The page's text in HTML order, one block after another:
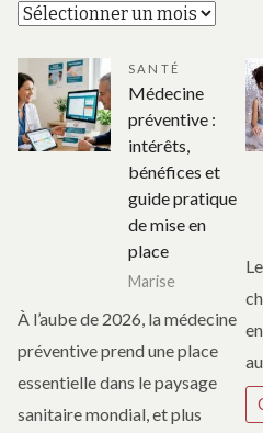
Archives
SANTÉ
Médecine
préventive :
intérêts,
bénéfices et
guide pratique
de mise en
place
Marise
À l’aube de 2026, la médecine
préventive prend une place
essentielle dans le paysage
sanitaire mondial, et plus